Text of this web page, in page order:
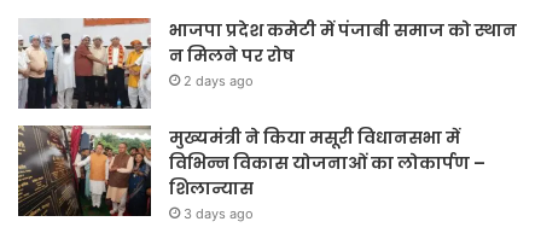
भाजपा प्रदेश कमेटी में पंजाबी समाज को स्थान
न मिलने पर रोष
2 days ago
मुख्यमंत्री ने किया मसूरी विधानसभा में
विभिन्न विकास योजनाओं का लोकार्पण –
शिलान्यास
3 days ago